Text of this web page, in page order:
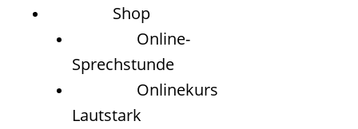
Shop
Online-
Sprechstunde
Onlinekurs
Lautstark